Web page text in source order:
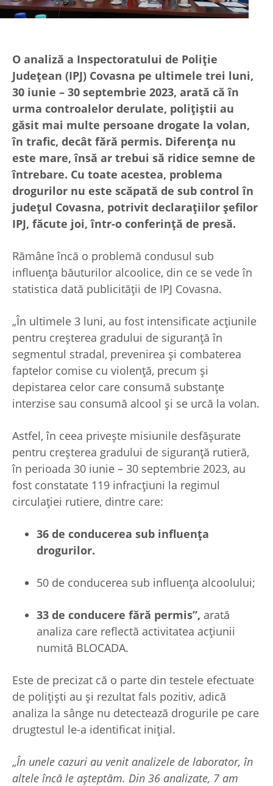
O analiză a Inspectoratului de Poliție
Județean (IPJ) Covasna pe ultimele trei luni,
30 iunie – 30 septembrie 2023, arată că în
urma controalelor derulate, polițiștii au
găsit mai multe persoane drogate la volan,
în trafic, decât fără permis. Diferența nu
este mare, însă ar trebui să ridice semne de
întrebare. Cu toate acestea, problema
drogurilor nu este scăpată de sub control în
județul Covasna, potrivit declarațiilor șefilor
IPJ, făcute joi, într-o conferință de presă.
Rămâne încă o problemă condusul sub
influența băuturilor alcoolice, din ce se vede în
statistica dată publicității de IPJ Covasna.
„În ultimele 3 luni, au fost intensificate acțiunile
pentru creșterea gradului de siguranță în
segmentul stradal, prevenirea și combaterea
faptelor comise cu violență, precum și
depistarea celor care consumă substanțe
interzise sau consumă alcool și se urcă la volan.
Astfel, în ceea privește misiunile desfășurate
pentru creșterea gradului de siguranță rutieră,
în perioada 30 iunie – 30 septembrie 2023, au
fost constatate 119 infracțiuni la regimul
circulației rutiere, dintre care:
36 de conducerea sub influența
drogurilor.
50 de conducerea sub influența alcoolului;
33 de conducere fără permis”, arată
analiza care reflectă activitatea acțiunii
numită BLOCADA.
Este de precizat că o parte din testele efectuate
de polițiști au și rezultat fals pozitiv, adică
analiza la sânge nu detectează drogurile pe care
drugtestul le-a identificat inițial.
„În unele cazuri au venit analizele de laborator, în
altele încă le așteptăm. Din 36 analizate, 7 am